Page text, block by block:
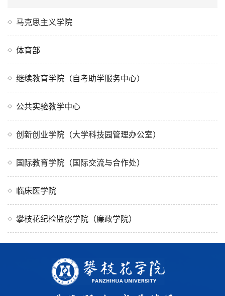
马克思主义学院
体育部
继续教育学院（自考助学服务中心）
公共实验教学中心
创新创业学院（大学科技园管理办公室）
国际教育学院（国际交流与合作处）
临床医学院
攀枝花纪检监察学院（廉政学院）